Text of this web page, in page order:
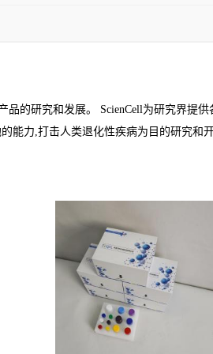
的研究和发展。 ScienCell为研究界提
力,打击人类退化性疾病为目的研究和